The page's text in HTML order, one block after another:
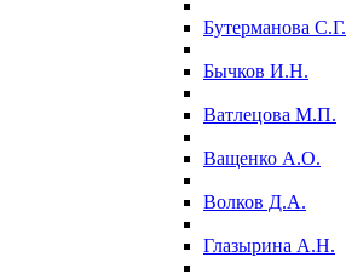
Бутерманова С.Г.
Бычков И.Н.
Ватлецова М.П.
Ващенко А.О.
Волков Д.А.
Глазырина А.Н.